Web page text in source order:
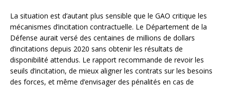
La situation est d’autant plus sensible que le GAO critique les
mécanismes d’incitation contractuelle. Le Département de la
Défense aurait versé des centaines de millions de dollars
d’incitations depuis 2020 sans obtenir les résultats de
disponibilité attendus. Le rapport recommande de revoir les
seuils d’incitation, de mieux aligner les contrats sur les besoins
des forces, et même d’envisager des pénalités en cas de